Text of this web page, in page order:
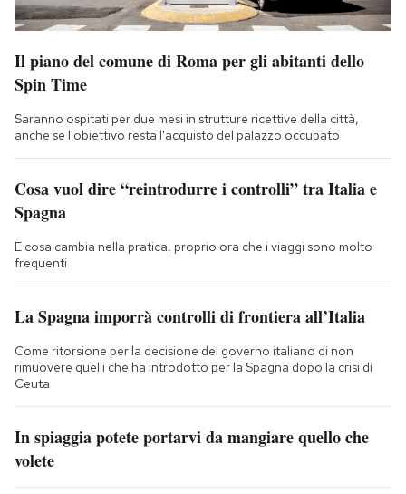
Il piano del comune di Roma per gli abitanti dello
Spin Time
Saranno ospitati per due mesi in strutture ricettive della città,
anche se l'obiettivo resta l'acquisto del palazzo occupato
Cosa vuol dire “reintrodurre i controlli” tra Italia e
Spagna
E cosa cambia nella pratica, proprio ora che i viaggi sono molto
frequenti
La Spagna imporrà controlli di frontiera all’Italia
Come ritorsione per la decisione del governo italiano di non
rimuovere quelli che ha introdotto per la Spagna dopo la crisi di
Ceuta
In spiaggia potete portarvi da mangiare quello che
volete